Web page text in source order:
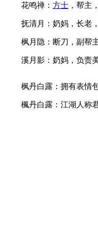
花鸣禅： 方士 ，帮主
抚清月：奶妈，长老，
枫月隐：断刀，副帮主
溪月影：奶妈，负责美
枫丹白露：拥有表情包
楓丹白露：江湖人称